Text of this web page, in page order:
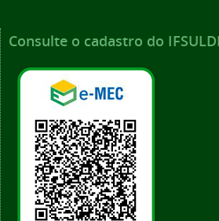
Consulte o cadastro do